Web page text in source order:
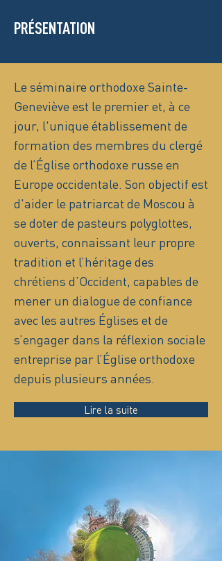
PRÉSENTATION
Le séminaire orthodoxe Sainte-
Geneviève est le premier et, à ce
jour, l'unique établissement de
formation des membres du clergé
de l’Église orthodoxe russe en
Europe occidentale. Son objectif est
d'aider le patriarcat de Moscou à
se doter de pasteurs polyglottes,
ouverts, connaissant leur propre
tradition et l’héritage des
chrétiens d’Occident, capables de
mener un dialogue de confiance
avec les autres Églises et de
s’engager dans la réflexion sociale
entreprise par l’Église orthodoxe
depuis plusieurs années.
Lire la suite